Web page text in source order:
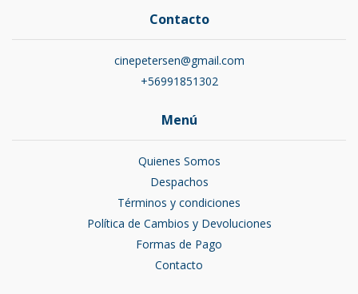
Contacto
cinepetersen@gmail.com
+56991851302
Menú
Quienes Somos
Despachos
Términos y condiciones
Política de Cambios y Devoluciones
Formas de Pago
Contacto